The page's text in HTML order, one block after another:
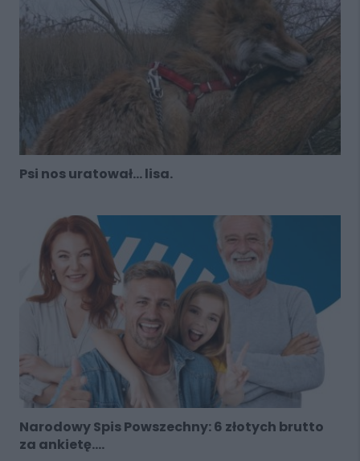
Psi nos uratował... lisa.
Narodowy Spis Powszechny: 6 złotych brutto
za ankietę....